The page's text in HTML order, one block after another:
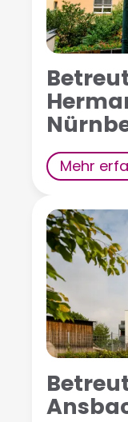
Mehr